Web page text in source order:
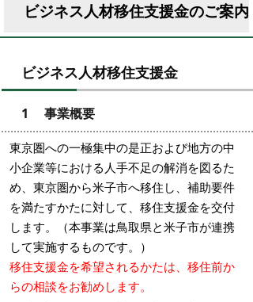
ビジネス人材移住支援金のご案内
ビジネス人材移住支援金
1 事業概要
東京圏への一極集中の是正および地方の中
小企業等における人手不足の解消を図るた
め、東京圏から米子市へ移住し、補助要件
を満たすかたに対して、移住支援金を交付
します。（本事業は鳥取県と米子市が連携
して実施するものです。）
移住支援金を希望されるかたは、移住前か
らの相談をお勧めします。